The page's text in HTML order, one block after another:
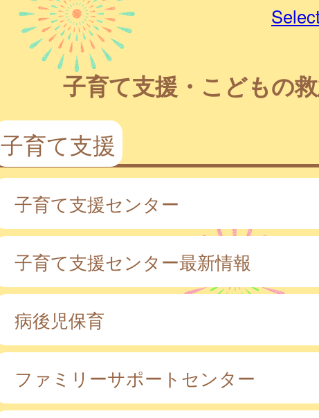
子育て支援・こどもの
子育て支援
子育て支援センター
子育て支援センター最新情報
病後児保育
ファミリーサポートセンター